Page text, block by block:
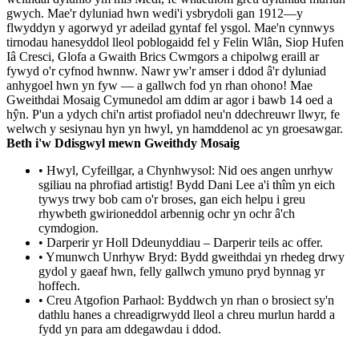
gwych. Mae'r dyluniad hwn wedi'i ysbrydoli gan 1912—y
flwyddyn y agorwyd yr adeilad gyntaf fel ysgol. Mae'n cynnwys
tirnodau hanesyddol lleol poblogaidd fel y Felin Wlân, Siop Hufen
Iâ Cresci, Glofa a Gwaith Brics Cwmgors a chipolwg eraill ar
fywyd o'r cyfnod hwnnw. Nawr yw'r amser i ddod â'r dyluniad
anhygoel hwn yn fyw — a gallwch fod yn rhan ohono! Mae
Gweithdai Mosaig Cymunedol am ddim ar agor i bawb 14 oed a
hŷn. P'un a ydych chi'n artist profiadol neu'n ddechreuwr llwyr, fe
welwch y sesiynau hyn yn hwyl, yn hamddenol ac yn groesawgar.
Beth i'w Ddisgwyl mewn Gweithdy Mosaig
• Hwyl, Cyfeillgar, a Chynhwysol: Nid oes angen unrhyw
sgiliau na phrofiad artistig! Bydd Dani Lee a'i thîm yn eich
tywys trwy bob cam o'r broses, gan eich helpu i greu
rhywbeth gwirioneddol arbennig ochr yn ochr â'ch
cymdogion.
• Darperir yr Holl Ddeunyddiau – Darperir teils ac offer.
• Ymunwch Unrhyw Bryd: Bydd gweithdai yn rhedeg drwy
gydol y gaeaf hwn, felly gallwch ymuno pryd bynnag yr
hoffech.
• Creu Atgofion Parhaol: Byddwch yn rhan o brosiect sy'n
dathlu hanes a chreadigrwydd lleol a chreu murlun hardd a
fydd yn para am ddegawdau i ddod.